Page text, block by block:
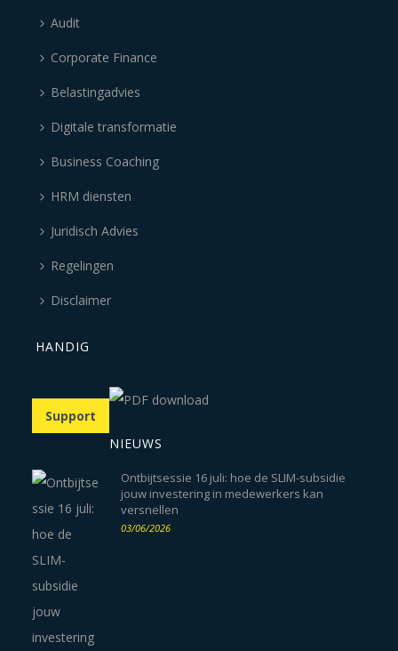
Audit
Corporate Finance
Belastingadvies
Digitale transformatie
Business Coaching
HRM diensten
Juridisch Advies
Regelingen
Disclaimer
HANDIG
Support
NIEUWS
Ontbijtsessie 16 juli: hoe de SLIM-subsidie
jouw investering in medewerkers kan
versnellen
03/06/2026